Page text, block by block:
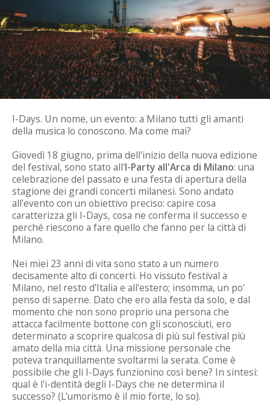
I-Days. Un nome, un evento: a Milano tutti gli amanti
della musica lo conoscono. Ma come mai?
Giovedì 18 giugno, prima dell'inizio della nuova edizione
del festival, sono stato all'I-Party all'Arca di Milano: una
celebrazione del passato e una festa di apertura della
stagione dei grandi concerti milanesi. Sono andato
all'evento con un obiettivo preciso: capire cosa
caratterizza gli I-Days, cosa ne conferma il successo e
perché riescono a fare quello che fanno per la città di
Milano.
Nei miei 23 anni di vita sono stato a un numero
decisamente alto di concerti. Ho vissuto festival a
Milano, nel resto d'Italia e all'estero; insomma, un po'
penso di saperne. Dato che ero alla festa da solo, e dal
momento che non sono proprio una persona che
attacca facilmente bottone con gli sconosciuti, ero
determinato a scoprire qualcosa di più sul festival più
amato della mia città. Una missione personale che
poteva tranquillamente svoltarmi la serata. Come è
possibile che gli I-Days funzionino così bene? In sintesi:
qual è l'i-dentità degli I-Days che ne determina il
successo? (L'umorismo è il mio forte, lo so).